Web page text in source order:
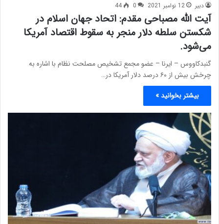
دبیر 12 نوامبر 2021 0
44
آیت الله مصباحی مقدم: اتحاد جهان اسلام در
شکستن سلطه دلار منجر به سقوط اقتصاد آمریکا
می‌شود.
گنبدکاووس – ایرنا – عضو مجمع تشخیص مصلحت نظام با اشاره به
چرخش بیش از ۶۰ درصد دلار آمریکا در…
بیشتر بخوانید »